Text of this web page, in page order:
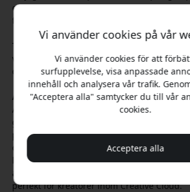
exportera PSD-filer gör den till en favorit
frilansare och professionella illustratörer.
Trots att Procreate är pixelbaserad och
vektorhantering, är det ett av de mest
digital målning och animation på iPad.
Adobe Fresco – kraft från Photoshop i
Adobe Fresco bygger vidare på Photoshops
grafiska motor, och ger användaren tillgång
penslar – inklusive livepenslar som
olja med häpnadsväckande realism. Dess
ligger dock i integrationen med andra
arbeta sömlöst mellan Illustrator, Photoshop
perfekt för kreatörer inom Creative Cloud.
Vi använder cookies på vår
Vi använder cookies för att
surfupplevelse, visa anpassade
innehåll och analysera vår trafik.
"Acceptera alla" samtycker du till vår
cookies.
Acceptera alla